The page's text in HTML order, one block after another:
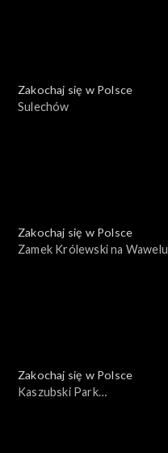
Zakochaj się w Polsce
Sulechów
Zakochaj się w Polsce
Zamek Królewski na Wawelu
Zakochaj się w Polsce
Kaszubski Park